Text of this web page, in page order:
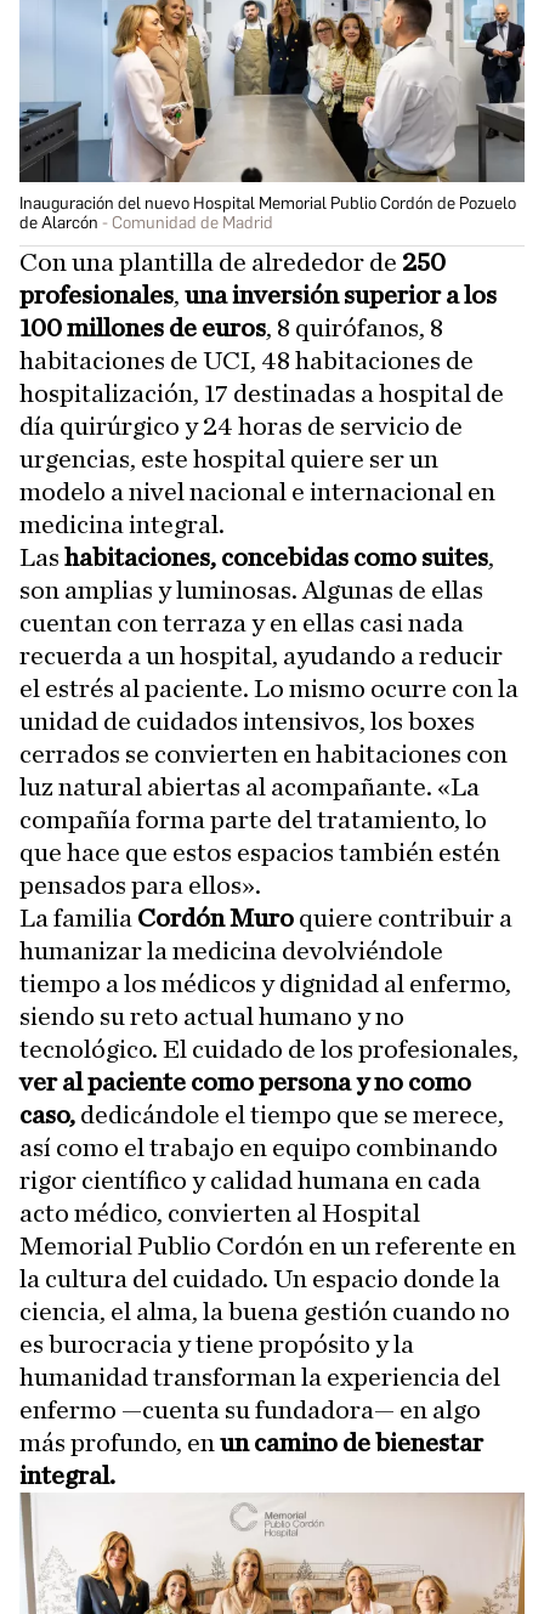
Inauguración del nuevo Hospital Memorial Publio Cordón de Pozuelo
de Alarcón
Comunidad de Madrid
Con una plantilla de alrededor de 250
profesionales, una inversión superior a los
100 millones de euros, 8 quirófanos, 8
habitaciones de UCI, 48 habitaciones de
hospitalización, 17 destinadas a hospital de
día quirúrgico y 24 horas de servicio de
urgencias, este hospital quiere ser un
modelo a nivel nacional e internacional en
medicina integral.
Las habitaciones, concebidas como suites,
son amplias y luminosas. Algunas de ellas
cuentan con terraza y en ellas casi nada
recuerda a un hospital, ayudando a reducir
el estrés al paciente. Lo mismo ocurre con la
unidad de cuidados intensivos, los boxes
cerrados se convierten en habitaciones con
luz natural abiertas al acompañante. «La
compañía forma parte del tratamiento, lo
que hace que estos espacios también estén
pensados para ellos».
La familia Cordón Muro quiere contribuir a
humanizar la medicina devolviéndole
tiempo a los médicos y dignidad al enfermo,
siendo su reto actual humano y no
tecnológico. El cuidado de los profesionales,
ver al paciente como persona yno como
caso, dedicándole el tiempo que se merece,
así como el trabajo en equipo combinando
rigor científico y calidad humana en cada
acto médico, convierten al Hospital
Memorial Publio Cordón en un referente en
la cultura del cuidado. Un espacio donde la
ciencia, el alma, la buena gestión cuando no
es burocracia y tiene propósito y la
humanidad transforman la experiencia del
enfermo —cuenta su fundadora— en algo
más profundo, en un camino debienestar
integral.